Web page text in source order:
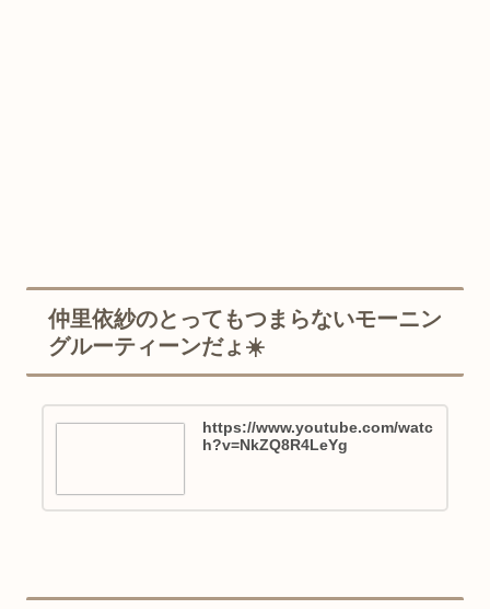
仲里依紗のとってもつまらないモーニン
グルーティーンだょ☀️
https://www.youtube.com/watc
h?v=NkZQ8R4LeYg